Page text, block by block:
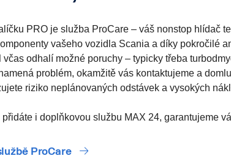
PRO je služba ProCare – váš nonstop hlídač
vašeho vozidla Scania a díky pokročilé
odhalí možné poruchy – typicky třeba
problém, okamžitě vás kontaktujeme a
riziko neplánovaných odstávek a vysokých
i doplňkovou službu MAX 24, garantujeme
ProCare